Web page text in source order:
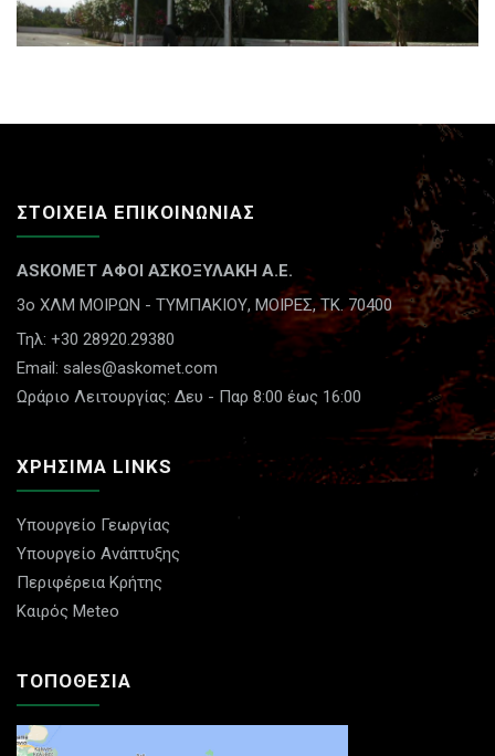
ΣΤΟΙΧΕΙΑ ΕΠΙΚΟΙΝΩΝΙΑΣ
ASKOMET ΑΦΟΙ ΑΣΚΟΞΥΛΑΚΗ A.E.
3ο ΧΛΜ ΜΟΙΡΩΝ - ΤΥΜΠΑΚΙΟΥ, ΜΟΙΡΕΣ, ΤΚ. 70400
Τηλ: +30 28920.29380
Email: sales@askomet.com
Ωράριο Λειτουργίας: Δευ - Παρ 8:00 έως 16:00
ΧΡΗΣΙΜΑ LINKS
Υπουργείο Γεωργίας
Υπουργείο Ανάπτυξης
Περιφέρεια Κρήτης
Καιρός Meteo
ΤΟΠΟΘΕΣΙΑ